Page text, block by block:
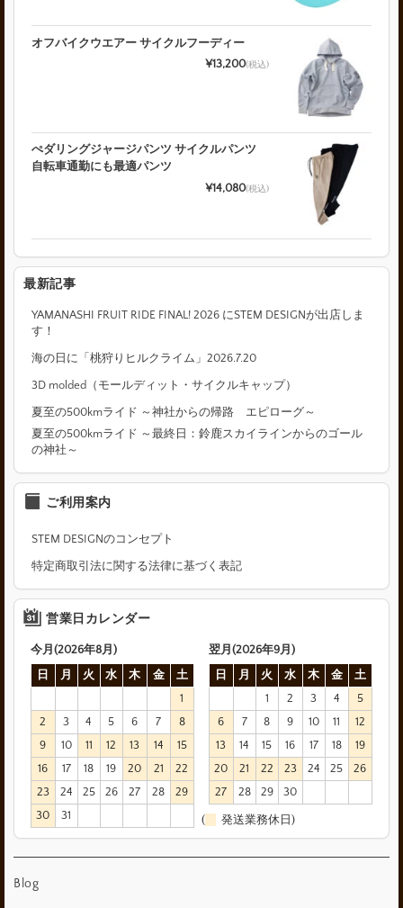
オフバイクウエアー サイクルフーディー
¥13,200(税込)
ぺダリングジャージパンツ サイクルパンツ
自転車通勤にも最適パンツ
¥14,080(税込)
最新記事
YAMANASHI FRUIT RIDE FINAL! 2026 にSTEM DESIGNが出店しま
す！
海の日に「桃狩りヒルクライム」2026.7.20
3D molded（モールディット・サイクルキャップ）
夏至の500kmライド ～神社からの帰路 エピローグ～
夏至の500kmライド ～最終日：鈴鹿スカイラインからのゴール
の神社～
ご利用案内
STEM DESIGNのコンセプト
特定商取引法に関する法律に基づく表記
営業日カレンダー
今月(2026年8月)
日
月 火 水 木 金
土
1
2
3 4 5 6 7
8
9
10 11 12 13 14
15
16
17 18 19 20 21
22
23
24 25 26 27 28
29
30
31
翌月(2026年9月)
日
月 火 水 木 金
土
1
2 3 4
5
6
7 8 9 10 11
12
13
14 15 16 17 18
19
20
21 22 23 24 25
26
27
28 29 30
( 発送業務休日)
Blog